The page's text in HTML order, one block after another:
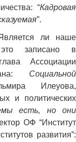
“Кадровая
”.
ли наше
это записано в
Ассоциации
Социальной
Илеуова,
и политических
есть, но они
ОФ “Институт
развития”: